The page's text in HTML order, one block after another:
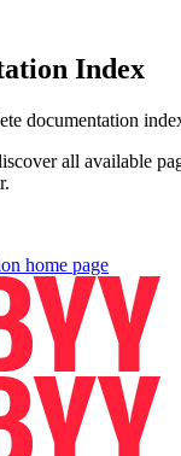
Index
documentation
all available
home page